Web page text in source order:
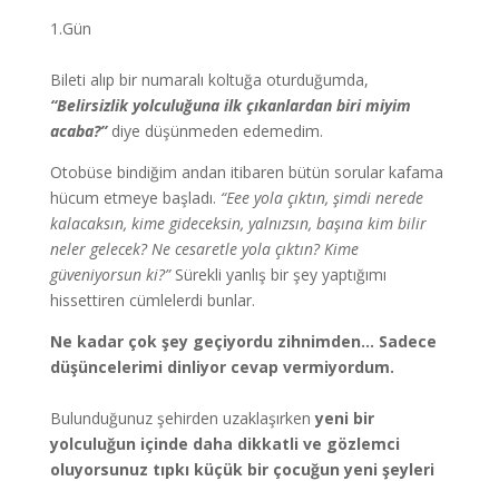
1.Gün
Bileti alıp bir numaralı koltuğa oturduğumda,
“Belirsizlik yolculuğuna ilk çıkanlardan biri miyim
acaba?” diye düşünmeden edemedim.
Otobüse bindiğim andan itibaren bütün sorular kafama
hücum etmeye başladı. “Eee yola çıktın, şimdi nerede
kalacaksın, kime gideceksin, yalnızsın, başına kim bilir
neler gelecek? Ne cesaretle yola çıktın? Kime
güveniyorsun ki?” Sürekli yanlış bir şey yaptığımı
hissettiren cümlelerdi bunlar.
Ne kadar çok şey geçiyordu zihnimden… Sadece
düşüncelerimi dinliyor cevap vermiyordum.
Bulunduğunuz şehirden uzaklaşırkenyeni bir
yolculuğun içinde daha dikkatli ve gözlemci
oluyorsunuz tıpkı küçük bir çocuğun yeni şeyleri